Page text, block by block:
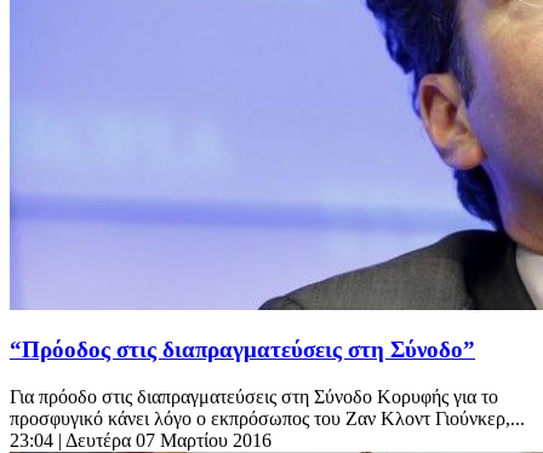
“Πρόοδος στις διαπραγματεύσεις στη Σύνοδο”
Για πρόοδο στις διαπραγματεύσεις στη Σύνοδο Κορυφής για το
προσφυγικό κάνει λόγο ο εκπρόσωπος του Ζαν Κλοντ Γιούνκερ,...
23:04 | Δευτέρα 07 Μαρτίου 2016